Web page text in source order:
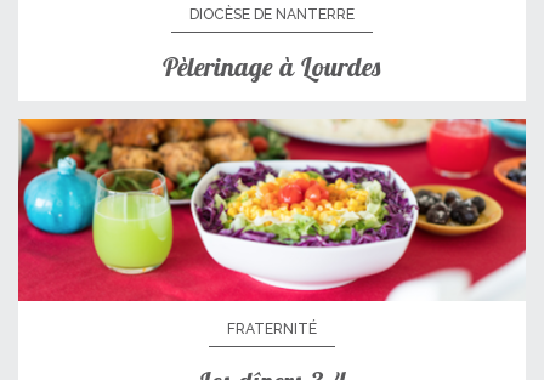
DIOCÈSE DE NANTERRE
Pèlerinage à Lourdes
FRATERNITÉ